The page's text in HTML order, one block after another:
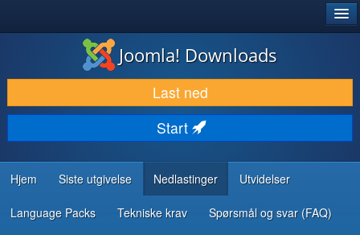
LAST NED & UTVID
OPPDAG & LÆR
SAMFUNN & BRUKERSTØTTE
UTVIKLINGSRESSURSER
Joomla! Downloads
Last ned
Start
Hjem Siste utgivelse Nedlastinger Utvidelser
Language Packs Tekniske krav Spørsmål og svar (FAQ)